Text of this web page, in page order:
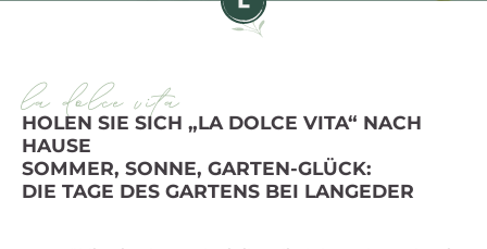
la dolce vita
HOLEN SIE SICH „LA DOLCE VITA“ NACH
HAUSE
SOMMER, SONNE, GARTEN-GLÜCK:
DIE TAGE DES GARTENS BEI LANGEDER